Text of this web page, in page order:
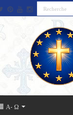
Α- Ω